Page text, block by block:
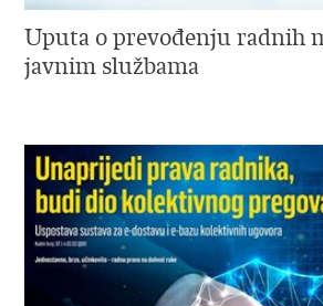
Uputa o prevođenju radnih
javnim službama